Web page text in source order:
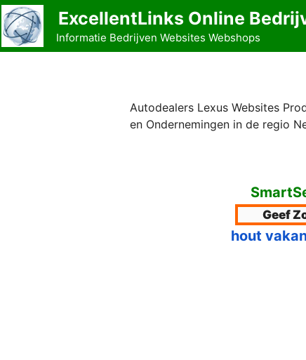
Ga
naar
de
ExcellentLinks Online
Informatie Bedrijven Websites Webshops
Autodealers Lexus Websites
en Ondernemingen in de regio
hout